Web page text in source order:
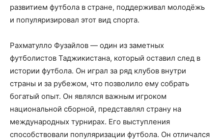
развитием футбола в стране, поддерживал молодёжь
и популяризировал этот вид спорта.
Рахматулло Фузайлов — один из заметных
футболистов Таджикистана, который оставил след в
истории футбола. Он играл за ряд клубов внутри
страны и за рубежом, что позволило ему собрать
богатый опыт. Он являлся важным игроком
национальной сборной, представлял страну на
международных турнирах. Его выступления
способствовали популяризации футбола. Он отличался